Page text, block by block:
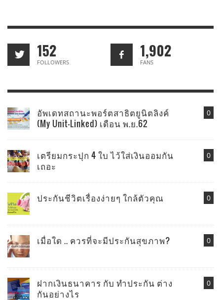
152
FOLLOWERS
1,902
FANS
0
อัพเดทสถานะพอร์ตสาธิตยูนิตลิงค์
(My Unit-Linked) เดือน พ.ย.62
0
เตรียมกระปุก 4 ใบ ไว้ใส่เงินออมกัน
เถอะ
0
ประกันชีวิตเรื่องง่ายๆ ใกล้ตัวคุณ
0
เมื่อใด .. ควรที่จะมีประกันสุขภาพ?
0
ฝากเงินธนาคาร กับ ทำประกัน ต่าง
กันอย่างไร